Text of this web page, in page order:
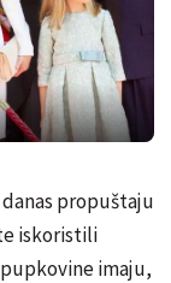
propuštaju
iskoristili
imaju,